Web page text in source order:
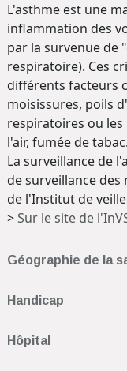
L'asthme est une
inflammation des
par la survenue de
respiratoire). Ces
différents facteurs
moisissures, poils
respiratoires ou
l'air, fumée de
La surveillance de
de surveillance
de l'Institut de
>Sur le site de
Géographie de la
Handicap
Hôpital